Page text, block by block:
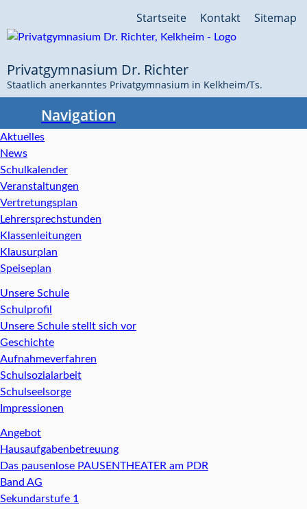
überspringen
Sitemap
Kontakt
Startseite
Privatgymnasium Dr. Richter
Staatlich anerkanntes Privatgymnasium in Kelkheim/Ts.
Navigation
Aktuelles
News
Schulkalender
Veranstaltungen
Vertretungsplan
Lehrersprechstunden
Klassenleitungen
Klausurplan
Speiseplan
Unsere Schule
Schulprofil
Unsere Schule stellt sich vor
Geschichte
Aufnahmeverfahren
Schulsozialarbeit
Schulseelsorge
Impressionen
Angebot
Hausaufgabenbetreuung
Das pausenlose PAUSENTHEATER am PDR
Band AG
Sekundarstufe 1